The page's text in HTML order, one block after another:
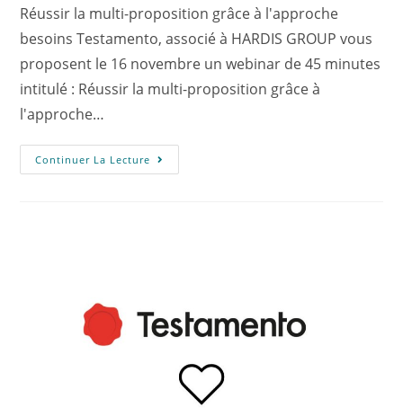
Réussir la multi-proposition grâce à l'approche
besoins Testamento, associé à HARDIS GROUP vous
proposent le 16 novembre un webinar de 45 minutes
intitulé : Réussir la multi-proposition grâce à
l'approche…
Continuer La Lecture